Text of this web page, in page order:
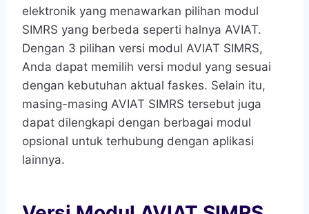
elektronik yang menawarkan pilihan modul
SIMRS yang berbeda seperti halnya AVIAT.
Dengan 3 pilihan versi modul AVIAT SIMRS,
Anda dapat memilih versi modul yang sesuai
dengan kebutuhan aktual faskes. Selain itu,
masing-masing AVIAT SIMRS tersebut juga
dapat dilengkapi dengan berbagai modul
opsional untuk terhubung dengan aplikasi
lainnya.